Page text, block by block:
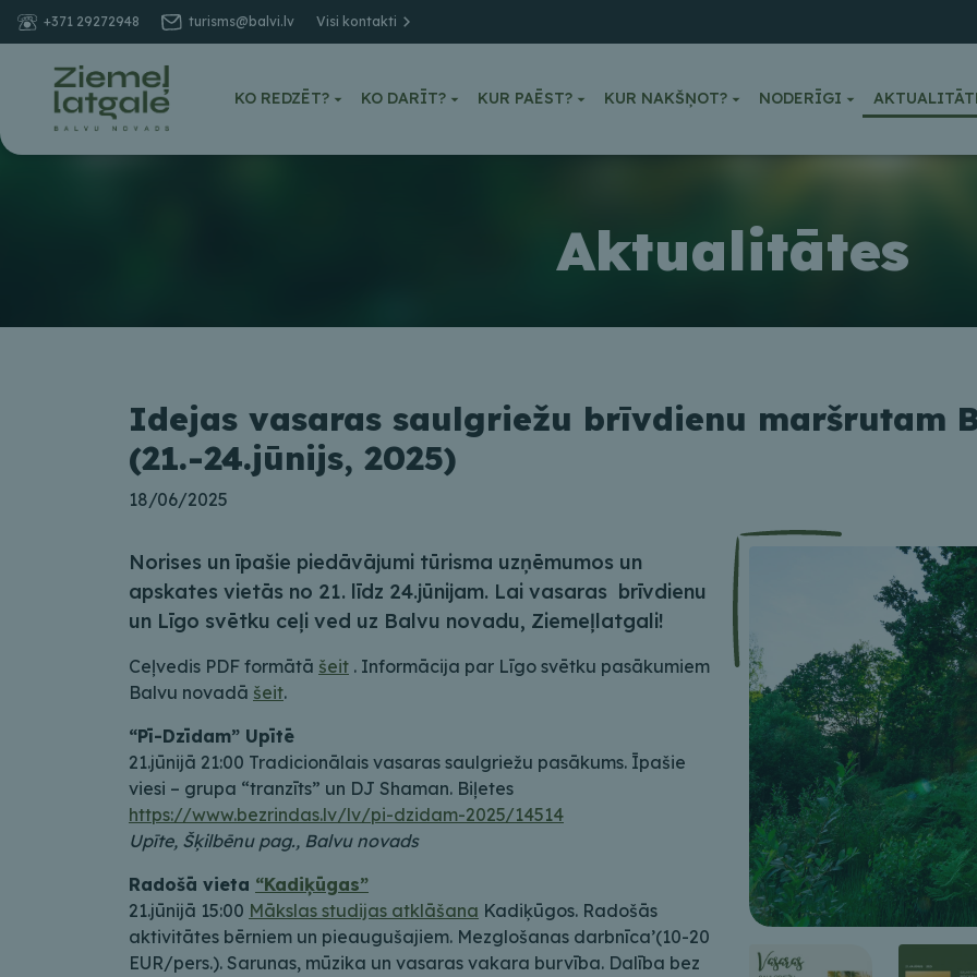
+371 29272948 turisms@balvi.lv Visi kontakti
KO REDZĒT? KO DARĪT? KUR PAĒST? KUR NAKŠŅOT? NODERĪGI
Aktualitātes
Idejas vasaras saulgriežu brīvdienu maršrutam
(21.-24.jūnijs, 2025)
18/06/2025
Norises un īpašie piedāvājumi tūrisma uzņēmumos un
apskates vietās no 21. līdz 24.jūnijam. Lai vasaras brīvdienu
un Līgo svētku ceļi ved uz Balvu novadu, Ziemeļlatgali!
Ceļvedis PDF formātā šeit . Informācija par Līgo svētku pasākumiem
Balvu novadā šeit.
“Pī-Dzīdam” Upītē
21.jūnijā 21:00 Tradicionālais vasaras saulgriežu pasākums. Īpašie
viesi – grupa “tranzīts” un DJ Shaman. Biļetes
https://www.bezrindas.lv/lv/pi-dzidam-2025/14514
Upīte, Šķilbēnu pag., Balvu novads
Radošā vieta “Kadiķūgas”
21.jūnijā 15:00 Mākslas studijas atklāšana Kadiķūgos. Radošās
aktivitātes bērniem un pieaugušajiem. Mezglošanas darbnīca’(10-20
EUR/pers.). Sarunas, mūzika un vasaras vakara burvība. Dalība bez